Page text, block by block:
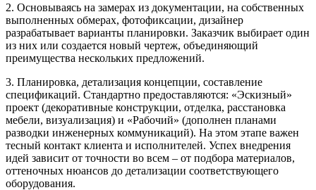
2. Основываясь на замерах из документации, на собственных
выполненных обмерах, фотофиксации, дизайнер
разрабатывает варианты планировки. Заказчик выбирает один
из них или создается новый чертеж, объединяющий
преимущества нескольких предложений.
3. Планировка, детализация концепции, составление
спецификаций. Стандартно предоставляются: «Эскизный»
проект (декоративные конструкции, отделка, расстановка
мебели, визуализация) и «Рабочий» (дополнен планами
разводки инженерных коммуникаций). На этом этапе важен
тесный контакт клиента и исполнителей. Успех внедрения
идей зависит от точности во всем – от подбора материалов,
оттеночных нюансов до детализации соответствующего
оборудования.